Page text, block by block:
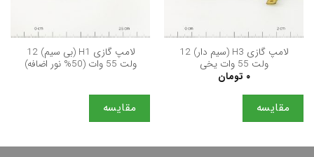
لامپ گازی H3 (سیم دار) 12
ولت 55 وات یخی
۰ تومان
مقایسه
لامپ گازی H1 (بی سیم) 12
ولت 55 وات (50% نور اضافه)
مقایسه